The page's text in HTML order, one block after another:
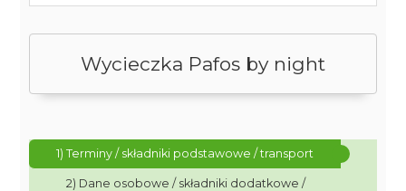
Wycieczka Pafos by night
1) Terminy / składniki podstawowe / transport
2) Dane osobowe / składniki dodatkowe /